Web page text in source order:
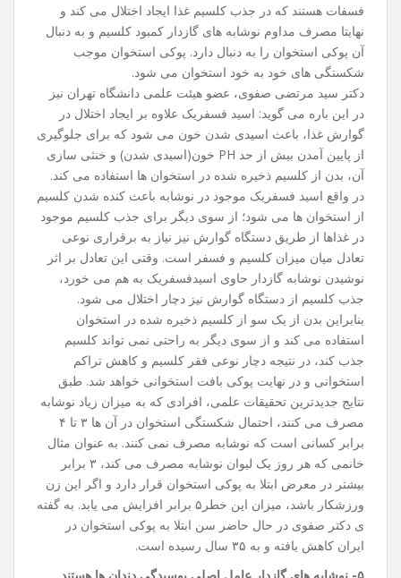
فسفات هستند که در جذب کلسیم غذا ایجاد اختلال می ‌کند و
نهایتا مصرف مداوم نوشابه ‌های گازدار کمبود کلسیم و به دنبال
آن پوکی استخوان را به دنبال دارد. پوکی استخوان موجب
شکستگی ‌های خود به خود استخوان می‌ شود.
دکتر سید مرتضی صفوی، عضو هیئت علمی دانشگاه تهران نیز
در این باره می گوید: اسید فسفریک علاوه بر ایجاد اختلال در
گوارش غذا، باعث اسیدی شدن خون می شود که برای جلوگیری
از پایین آمدن بیش از حد PH خون(اسیدی شدن) و خنثی سازی
آن، بدن از کلسیم ذخیره شده در استخوان ها استفاده می کند.
در واقع اسید فسفریک موجود در نوشابه باعث کنده شدن کلسیم
از استخوان ها می شود؛ از سوی دیگر برای جذب کلسیم موجود
در غذاها از طریق دستگاه گوارش نیز نیاز به برقراری نوعی
تعادل میان میزان کلسیم و فسفر است. وقتی این تعادل بر اثر
نوشیدن نوشابه گازدار حاوی اسیدفسفریک به هم می خورد،
جذب کلسیم از دستگاه گوارش نیز دچار اختلال می شود.
بنابراین بدن از یک سو از کلسیم ذخیره شده در استخوان
استفاده می کند و از سوی دیگر به راحتی نمی تواند کلسیم
جذب کند، در نتیجه دچار نوعی فقر کلسیم و کاهش تراکم
استخوانی و در نهایت پوکی بافت استخوانی خواهد شد. طبق
نتایج جدیدترین تحقیقات علمی، افرادی که به میزان زیاد نوشابه
مصرف می کنند، احتمال شکستگی استخوان در آن ها ۳ تا ۴
برابر کسانی است که نوشابه مصرف نمی کنند. به عنوان مثال
خانمی که هر روز یک لیوان نوشابه مصرف می کند، ۳ برابر
بیشتر در معرض ابتلا به پوکی استخوان قرار دارد و اگر این زن
ورزشکار باشد، میزان این خطر۵ برابر افزایش می یابد. به گفته
ی دکتر صفوی در حال حاضر سن ابتلا به پوکی استخوان در
ایران کاهش یافته و به ۳۵ سال رسیده است.
۵- نوشابه ‌های گازدار عامل اصلی پوسیدگی دندان ها هستند